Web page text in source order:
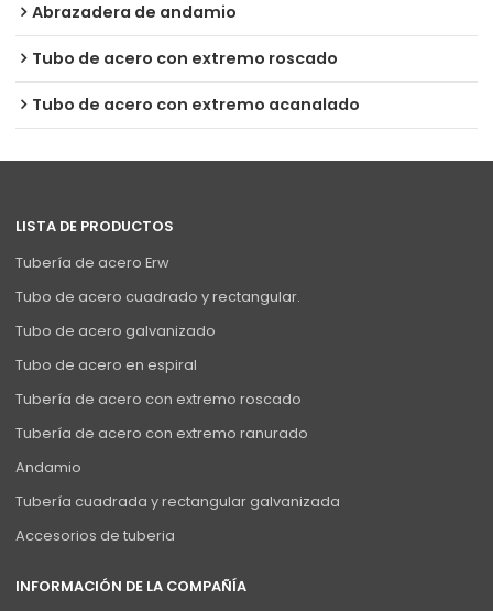
Abrazadera de andamio
Tubo de acero con extremo roscado
Tubo de acero con extremo acanalado
LISTA DE PRODUCTOS
Tubería de acero Erw
Tubo de acero cuadrado y rectangular.
Tubo de acero galvanizado
Tubo de acero en espiral
Tubería de acero con extremo roscado
Tubería de acero con extremo ranurado
Andamio
Tubería cuadrada y rectangular galvanizada
Accesorios de tuberia
INFORMACIÓN DE LA COMPAÑÍA